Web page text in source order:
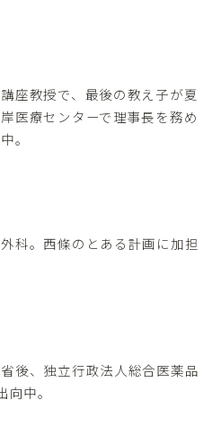
座教授で、最後の教え子が夏
医療センターで理事長を務め
。
科。西條のとある計画に加担
後、独立行政法人総合医薬品
中。